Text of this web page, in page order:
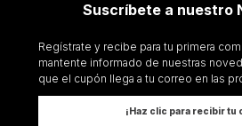
Suscríbete a nuestro
Regístrate y recibe para tu primera
mantente informado de nuestras
que el cupón llega a tu correo en las
¡Haz clic para recibir tu